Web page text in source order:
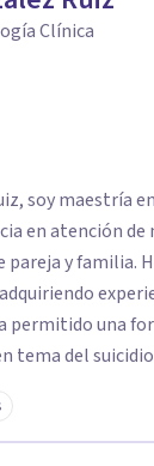
el
misma
nacional, en la
en el ámbito
Lacaniano
Clínica
soy maestría
en atención de
y familia.
permitido una
tema del
ámbito privado,
desde el año
colaboradora en